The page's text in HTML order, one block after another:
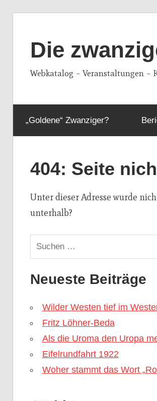
springenDie
Webkatalog – Veranstaltungen –
„Goldene“ Zwanziger?
404: Seite
Unter dieser Adresse wurde
unterhalb?
Neueste Beiträge
Wilder Westen tief im
Fritz Löhner-Beda
Als die Uroma den Uropa
Eifelrundfahrt 1922
Woher stammt das Wort